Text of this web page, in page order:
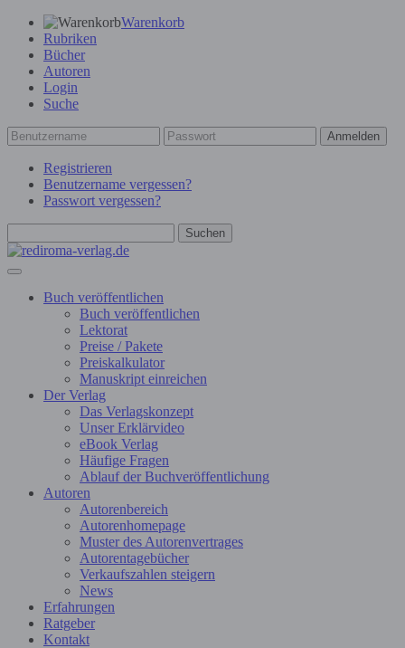
Warenkorb
Rubriken
Bücher
Autoren
Login
Suche
Anmelden
Registrieren
Benutzername vergessen?
Passwort vergessen?
Suchen
Buch veröffentlichen
Buch veröffentlichen
Lektorat
Preise / Pakete
Preiskalkulator
Manuskript einreichen
Der Verlag
Das Verlagskonzept
Unser Erklärvideo
eBook Verlag
Häufige Fragen
Ablauf der Buchveröffentlichung
Autoren
Autorenbereich
Autorenhomepage
Muster des Autorenvertrages
Autorentagebücher
Verkaufszahlen steigern
News
Erfahrungen
Ratgeber
Kontakt